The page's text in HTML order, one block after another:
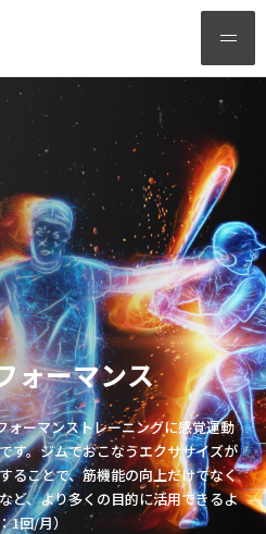
メ
ニ
ュ
ー
ォーマンス
ーマンストレーニングに感覚運動
す。ジムでおこなうエクササイズが
ることで、筋機能の向上だけでなく
ど、より多くの目的に活用できるよ
1回/月）